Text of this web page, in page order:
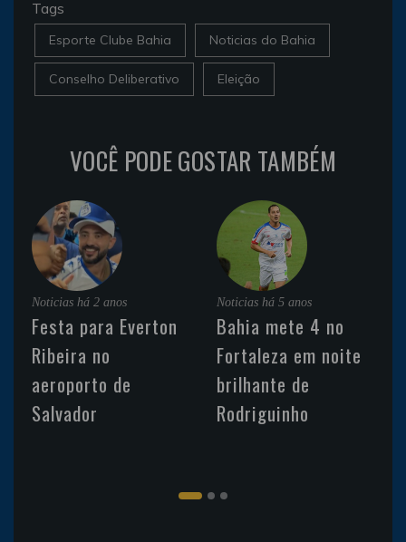
Tags
Esporte Clube Bahia Noticias do Bahia
Conselho Deliberativo Eleição
VOCÊ PODE GOSTAR TAMBÉM
Noticias há 2 anos
Festa para Everton
Ribeira no
aeroporto de
Salvador
Noticias há 5 anos
Bahia mete 4 no
Fortaleza em noite
brilhante de
Rodriguinho